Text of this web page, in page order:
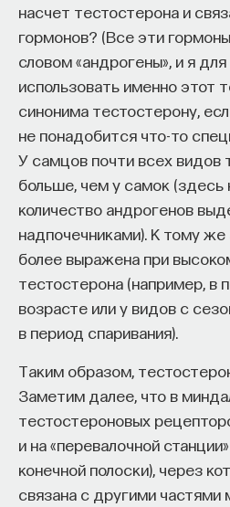
насчет тестостерона и
гормонов? (Все эти
словом «андрогены», и я
использовать именно этот
синонима тестостерону,
не понадобится что-то
У самцов почти всех видов
больше, чем у самок (здесь
количество андрогенов
надпочечниками). К тому
более выражена при
тестостерона (например, в
возрасте или у видов с
в период спаривания).
Таким образом,
Заметим далее, что в
тестостероновых
и на «перевалочной
конечной полоски), через
связана с другими частями